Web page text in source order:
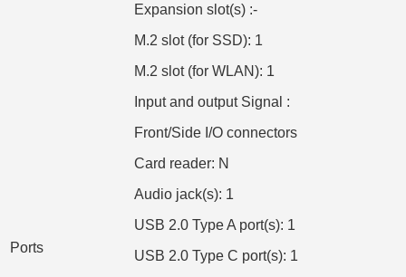
Ports
Expansion slot(s) :-
M.2 slot (for SSD): 1
M.2 slot (for WLAN): 1
Input and output Signal :
Front/Side I/O connectors
Card reader: N
Audio jack(s): 1
USB 2.0 Type A port(s): 1
USB 2.0 Type C port(s): 1